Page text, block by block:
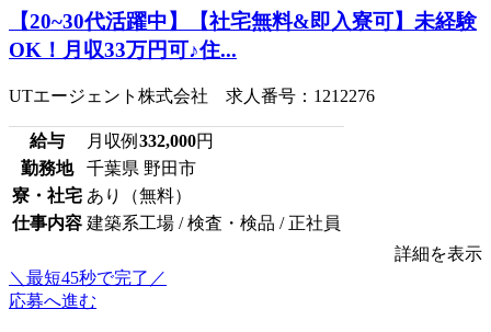
【20~30代活躍中】【社宅無料&即入寮可】未経験
OK！月収33万円可♪住...
UTエージェント株式会社 求人番号：1212276
給与 月収例 332,000円
勤務地
千葉県 野田市
寮・社宅 あり（無料）
仕事内容 建築系工場 / 検査・検品 / 正社員
詳細を表示
＼最短45秒で完了／
応募へ進む